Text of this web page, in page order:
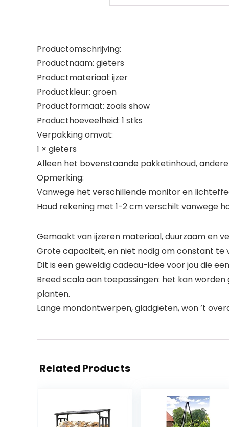
Productomschrijving:
Productnaam: gieters
Productmateriaal: ijzer
Productkleur: groen
Productformaat: zoals show
Producthoeveelheid: 1 stks
Verpakking omvat:
1 × gieters
Alleen het bovenstaande pakketinhoud,
Opmerking:
Vanwege het verschillende monitor en
Houd rekening met 1-2 cm verschilt vanwege
Gemaakt van ijzeren materiaal, duurzaam en
Grote capaciteit, en niet nodig om constant te
Dit is een geweldig cadeau-idee voor jou die
Breed scala aan toepassingen: het kan
planten.
Lange mondontwerpen, gladgieten, won ’t
Related Products